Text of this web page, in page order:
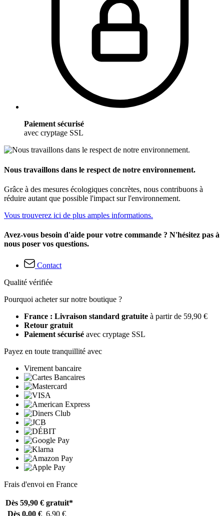
Paiement sécurisé
avec cryptage SSL
Nous travaillons dans le respect de notre environnement.
Grâce à des mesures écologiques concrètes, nous contribuons à
réduire autant que possible l'impact sur l'environnement.
Vous trouverez ici de plus amples informations.
Avez-vous besoin d'aide pour votre commande ? N'hésitez pas à
nous poser vos questions.
Contact
Qualité vérifiée
Pourquoi acheter sur notre boutique ?
France : Livraison standard gratuite à partir de 59,90 €
Retour gratuit
Paiement sécurisé avec cryptage SSL
Payez en toute tranquillité avec
Virement bancaire
Frais d'envoi en France
Dès 59,90 € gratuit*
Dès 0,00 € 6,90 €